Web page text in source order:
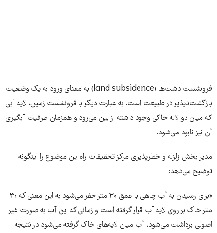
فرونشست دشت‌ها (land subsidence) به معنای ورود به یک وضعیت
بازگشت‌ناپذیر در طبیعت است. به عبارت دیگر با فرونشست زمین، لایه آبی
که میان دو لاله خاکی وجود داشته از بین می‌رود و همزمان ظرفیت آبگیری
آن نیز نابود می‌شود.
مدیر بخش زلزله و خطرپذیری مرکز تحقیقات راه این موضوع را اینگونه
توضیح می‌دهد:
«برای رسیدن به آب چاهی با عمق ۳۰ متر حفر می‌شود به این معنی که ۳۰
متر خاک بر روی لایه آب قرار گرفته است و زمانی که این آب به صورت غیر
اصولی برداشت می‌شود، آب میان لایه‌های خاک گرفته می‌شود در نتیجه